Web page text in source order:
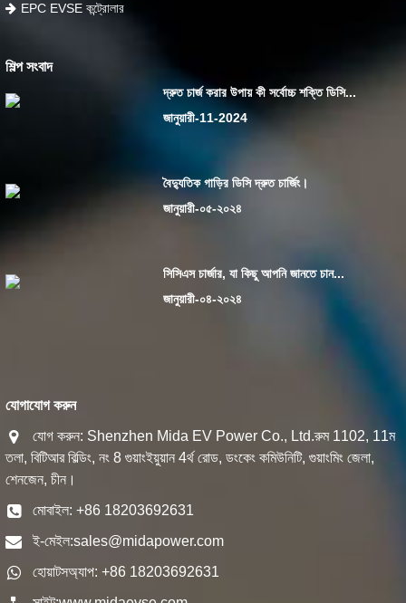
EPC EVSE কন্ট্রোলার
শিল্প সংবাদ
দ্রুত চার্জ করার উপায় কী সর্বোচ্চ শক্তি ডিসি...
জানুয়ারী-11-2024
বৈদ্যুতিক গাড়ির ডিসি দ্রুত চার্জিং।
জানুয়ারী-০৫-২০২৪
সিসিএস চার্জার, যা কিছু আপনি জানতে চান...
জানুয়ারী-০৪-২০২৪
যোগাযোগ করুন
যোগ করুন: Shenzhen Mida EV Power Co., Ltd.রুম 1102, 11ম
তলা, বিটিআর বিল্ডিং, নং 8 গুয়াংইয়ুয়ান 4র্থ রোড, ডংকেং কমিউনিটি, গুয়াংমিং জেলা,
শেনজেন, চীন।
মোবাইল: +86 18203692631
ই-মেইল:sales@midapower.com
হোয়াটসঅ্যাপ: +86 18203692631